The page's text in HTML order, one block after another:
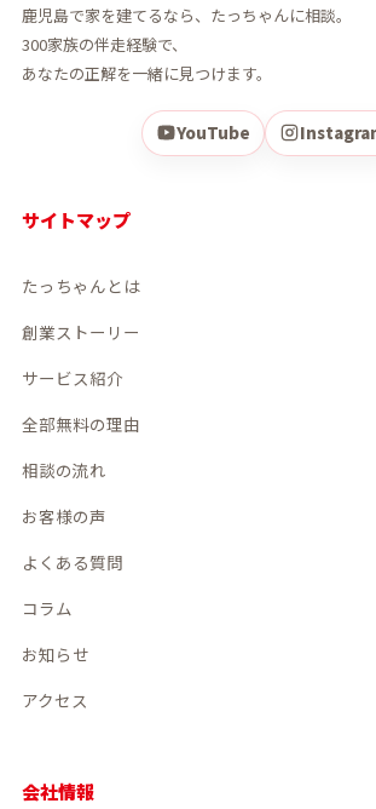
鹿児島で家を建てるなら、たっちゃんに相談。
300家族の伴走経験で、
あなたの正解を一緒に見つけます。
YouTube
サイトマップ
たっちゃんとは
創業ストーリー
サービス紹介
全部無料の理由
相談の流れ
お客様の声
よくある質問
コラム
お知らせ
アクセス
会社情報